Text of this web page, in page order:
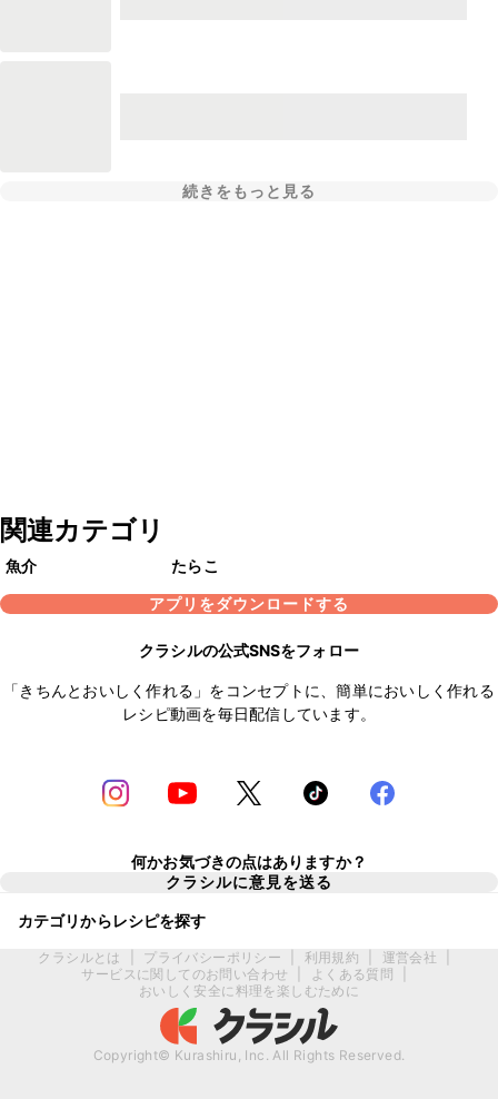
続きをもっと見る
関連カテゴリ
魚介
たらこ
アプリをダウンロードする
クラシルの公式SNSをフォロー
「きちんとおいしく作れる」をコンセプトに、簡単においしく作れる
レシピ動画を毎日配信しています。
何かお気づきの点はありますか？
クラシルに意見を送る
カテゴリからレシピを探す
クラシルとは プライバシーポリシー 利用規約 運営会社
サービスに関してのお問い合わせ
よくある質問
おいしく安全に料理を楽しむために
Copyright© Kurashiru, Inc. All Rights Reserved.